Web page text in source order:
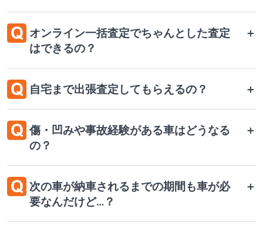
オンライン一括査定でちゃんとした査定
はできるの？
＋
自宅まで出張査定してもらえるの？ ＋
傷・凹みや事故経験がある車はどうなる
の？
＋
次の車が納車されるまでの期間も車が必
要なんだけど…？
＋